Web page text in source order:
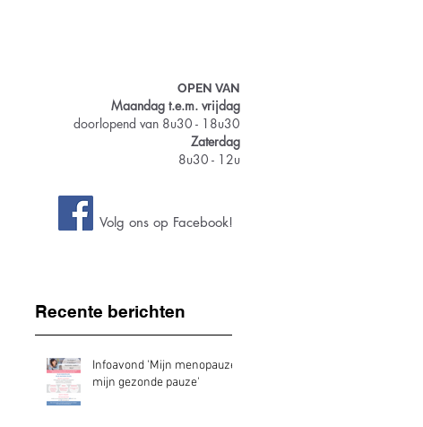
OPEN VAN
Maandag t.e.m. vrijdag
doorlopend van 8u30 - 18u30
Zaterdag
8u30 - 12u
Volg ons op Facebook!
Recente berichten
Infoavond 'Mijn menopauze,
mijn gezonde pauze'